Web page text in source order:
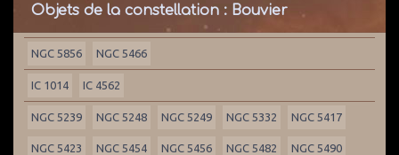
Objets de la constellation : Bouvier
NGC 5856 NGC 5466
IC 1014 IC 4562
NGC 5239 NGC 5248 NGC 5249 NGC 5332 NGC 5417
NGC 5423 NGC 5454 NGC 5456 NGC 5482 NGC 5490